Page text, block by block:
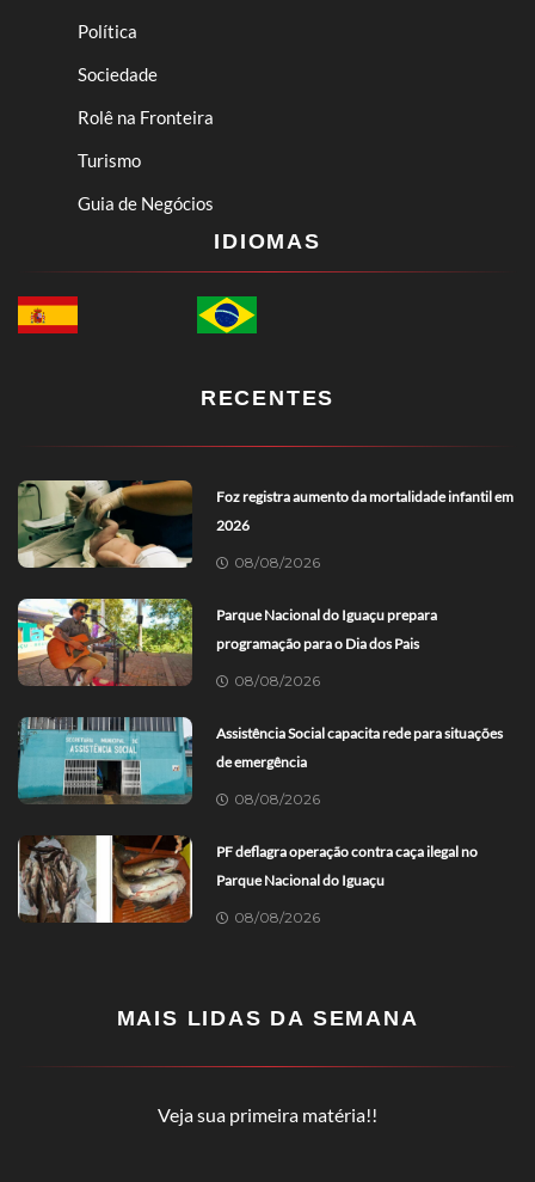
Política
Sociedade
Rolê na Fronteira
Turismo
Guia de Negócios
IDIOMAS
RECENTES
Foz registra aumento da mortalidade infantil em
2026
08/08/2026
Parque Nacional do Iguaçu prepara
programação para o Dia dos Pais
08/08/2026
Assistência Social capacita rede para situações
de emergência
08/08/2026
PF deflagra operação contra caça ilegal no
Parque Nacional do Iguaçu
08/08/2026
MAIS LIDAS DA SEMANA
Veja sua primeira matéria!!